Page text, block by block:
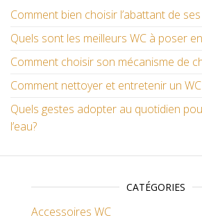
Comment bien choisir l’abattant de ses
Quels sont les meilleurs WC à poser
Comment choisir son mécanisme de
Comment nettoyer et entretenir un
Quels gestes adopter au quotidien
l’eau?
CATÉGORIES
Accessoires WC